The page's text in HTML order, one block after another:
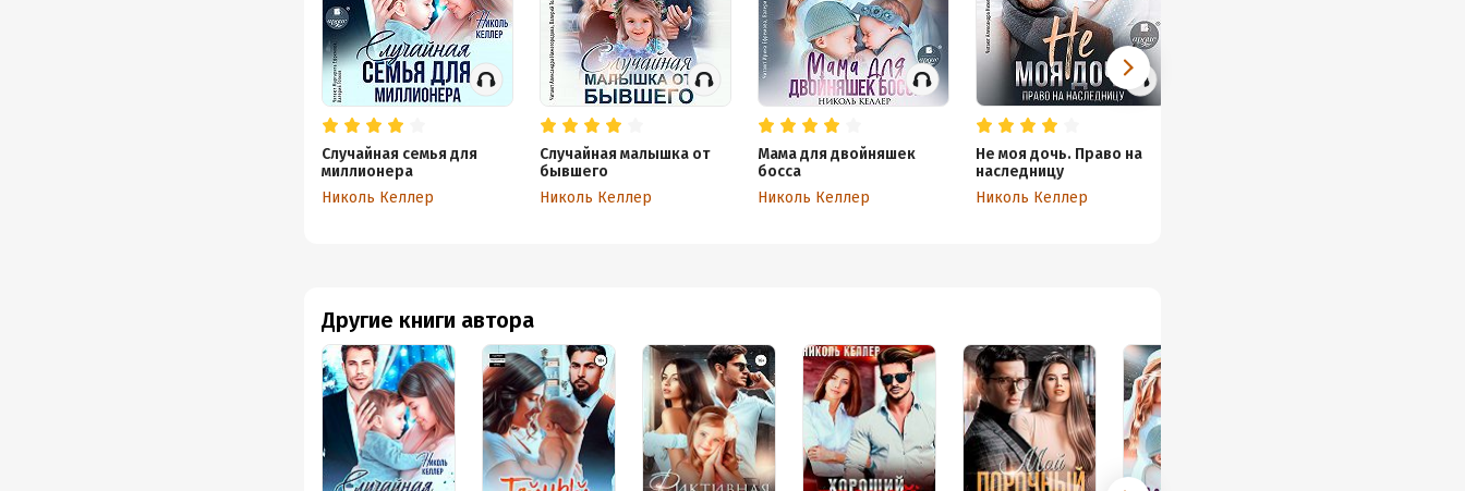
Другие книги автора
Случайная семья для
миллионера
Николь Келлер
Случайная малышка от
бывшего
Николь Келлер
Мама для двойняшек
босса
Николь Келлер
Не моя дочь. Право на
наследницу
Николь Келлер